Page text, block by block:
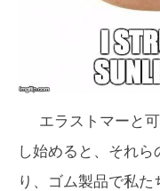
エラストマーと
し始めると、それ
り、ゴム製品で私